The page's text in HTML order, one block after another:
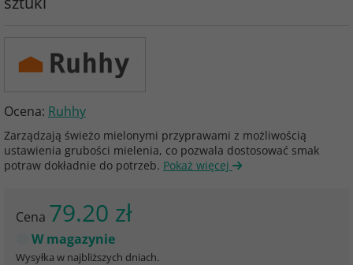
Ocena: Ruhhy
Zarządzają świeżo mielonymi przyprawami z możliwością
ustawienia grubości mielenia, co pozwala dostosować smak
potraw dokładnie do potrzeb. Pokaż więcej
Cena 79.20 zł
W magazynie
Wysyłka w najbliższych dniach.